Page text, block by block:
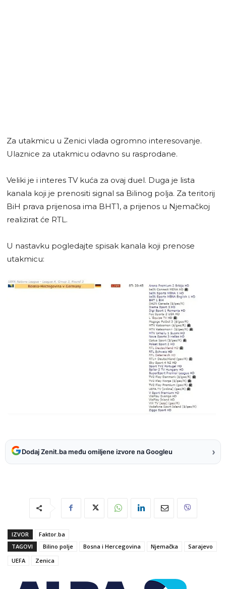
Za utakmicu u Zenici vlada ogromno interesovanje.
Ulaznice za utakmicu odavno su rasprodane.
Veliki je i interes TV kuća za ovaj duel. Duga je lista
kanala koji je prenositi signal sa Bilinog polja. Za teritorij
BiH prava prijenosa ima BHT1, a prijenos u Njemačkoj
realizirat će RTL.
U nastavku pogledajte spisak kanala koji prenose
utakmicu:
Dodaj Zenit.ba među omiljene izvore na Googleu ›
IZVOR
Faktor.ba
TAGOVI
Bilino polje Bosna i Hercegovina Njemačka
Sarajevo
UEFA
Zenica